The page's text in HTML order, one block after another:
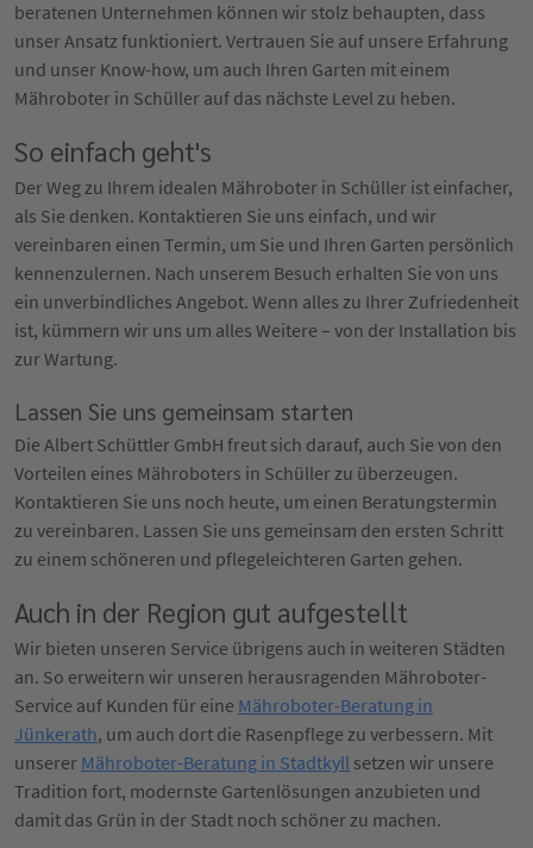
beratenen Unternehmen können wir stolz behaupten, dass
unser Ansatz funktioniert. Vertrauen Sie auf unsere Erfahrung
und unser Know-how, um auch Ihren Garten mit einem
Mähroboter in Schüller auf das nächste Level zu heben.
So einfach geht's
Der Weg zu Ihrem idealen Mähroboter in Schüller ist einfacher,
als Sie denken. Kontaktieren Sie uns einfach, und wir
vereinbaren einen Termin, um Sie und Ihren Garten persönlich
kennenzulernen. Nach unserem Besuch erhalten Sie von uns
ein unverbindliches Angebot. Wenn alles zu Ihrer Zufriedenheit
ist, kümmern wir uns um alles Weitere – von der Installation bis
zur Wartung.
Lassen Sie uns gemeinsam starten
Die Albert Schüttler GmbH freut sich darauf, auch Sie von den
Vorteilen eines Mähroboters in Schüller zu überzeugen.
Kontaktieren Sie uns noch heute, um einen Beratungstermin
zu vereinbaren. Lassen Sie uns gemeinsam den ersten Schritt
zu einem schöneren und pflegeleichteren Garten gehen.
Auch in der Region gut aufgestellt
Wir bieten unseren Service übrigens auch in weiteren Städten
an. So erweitern wir unseren herausragenden Mähroboter-
Service auf Kunden für eine Mähroboter-Beratung in
Jünkerath, um auch dort die Rasenpflege zu verbessern. Mit
unserer Mähroboter-Beratung in Stadtkyll setzen wir unsere
Tradition fort, modernste Gartenlösungen anzubieten und
damit das Grün in der Stadt noch schöner zu machen.